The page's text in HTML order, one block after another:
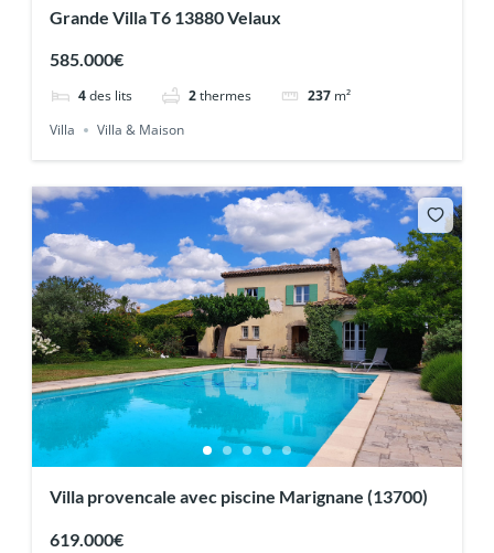
Grande Villa T6 13880 Velaux
585.000€
4 des lits 2 thermes 237 m²
Villa
Villa & Maison
Villa provencale avec piscine Marignane (13700)
619.000€